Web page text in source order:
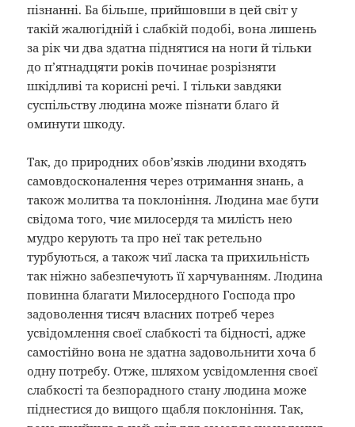
пізнанні. Ба більше, прийшовши в цей світ у
такій жалюгідній і слабкій подобі, вона лишень
за рік чи два здатна піднятися на ноги й тільки
до п’ятнадцяти років починає розрізняти
шкідливі та корисні речі. І тільки завдяки
суспільству людина може пізнати благо й
оминути шкоду.
Так, до природних обов’язків людини входять
самовдосконалення через отримання знань, а
також молитва та поклоніння. Людина має бути
свідома того, чиє милосердя та милість нею
мудро керують та про неї так ретельно
турбуються, а також чиї ласка та прихильність
так ніжно забезпечують її харчуванням. Людина
повинна благати Милосердного Господа про
задоволення тисяч власних потреб через
усвідомлення своєї слабкості та бідності, адже
самостійно вона не здатна задовольнити хоча б
одну потребу. Отже, шляхом усвідомлення своєї
слабкості та безпорадного стану людина може
піднестися до вищого щабля поклоніння. Так,